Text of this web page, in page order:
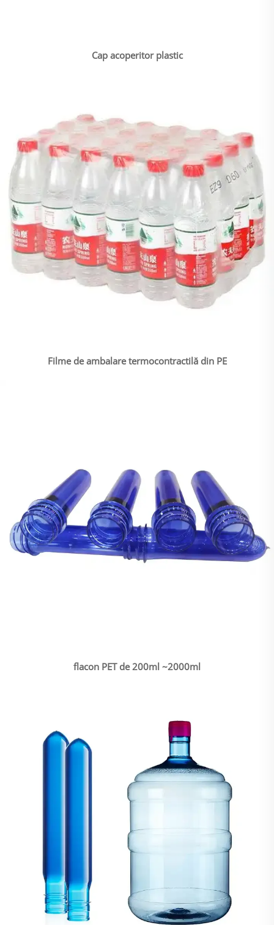
Cap acoperitor plastic
Filme de ambalare termocontractilă din PE
flacon PET de 200ml ~2000ml